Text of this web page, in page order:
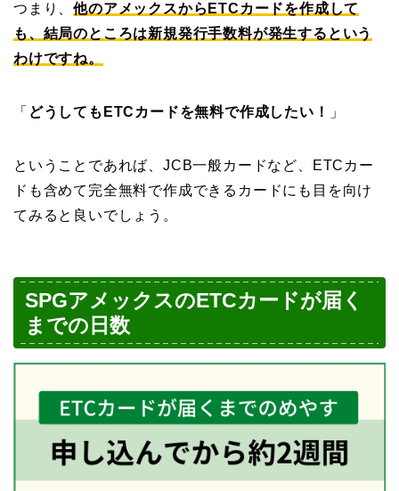
つまり、他のアメックスからETCカードを作成して
も、結局のところは新規発行手数料が発生するという
わけですね。
「 どうしてもETCカードを無料で作成したい！ 」
ということであれば、JCB一般カードなど、ETCカー
ドも含めて完全無料で作成できるカードにも目を向け
てみると良いでしょう。
SPGアメックスのETCカードが届く
までの日数